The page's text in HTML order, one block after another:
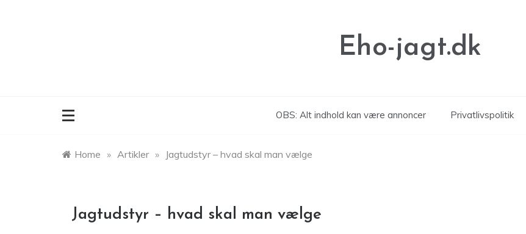
Eho-jagt.dk
OBS: Alt indhold kan være annoncer Privatlivspolitik
Home » Artikler » Jagtudstyr – hvad skal man vælge
Jagtudstyr – hvad skal man vælge